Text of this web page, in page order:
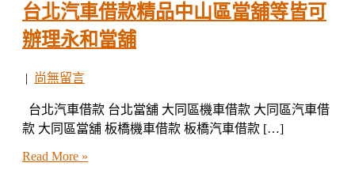
台北汽車借款精品中山區當舖等皆可
辦理永和當舖
| 尚無留言
台北汽車借款 台北當舖 大同區機車借款 大同區汽車借
款 大同區當舖 板橋機車借款 板橋汽車借款 […]
Read More »